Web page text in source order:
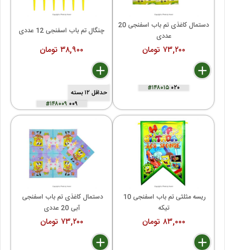
چنگال تم باب اسفنجی 12 عددی
۳۸,۹۰۰ تومان
delete
remove
add
حداقل ۱۲ بسته
#۱۴۸۰۰۹ ۰۰۹
عددی
۷۳,۲۰۰ تومان
delete
remove
add
#۱۴۸۰۱۵۰۲۰
آبی 20 عددی
۷۳,۲۰۰ تومان
delete
remove
add
تیکه
۸۳,۰۰۰ تومان
delete
remove
add